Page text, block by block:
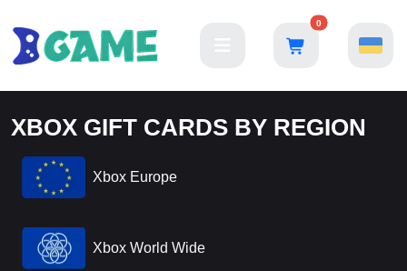
0
XBOX GIFT CARDS BY REGION
Xbox Europe
Xbox World Wide